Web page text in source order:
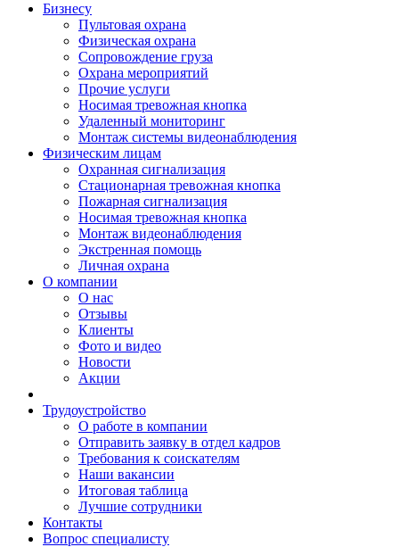
Бизнесу
Пультовая охрана
Физическая охрана
Сопровождение груза
Охрана мероприятий
Прочие услуги
Носимая тревожная кнопка
Удаленный мониторинг
Монтаж системы видеонаблюдения
Физическим лицам
Охранная сигнализация
Стационарная тревожная кнопка
Пожарная сигнализация
Носимая тревожная кнопка
Монтаж видеонаблюдения
Экстренная помощь
Личная охрана
О компании
О нас
Отзывы
Клиенты
Фото и видео
Новости
Акции
Трудоустройство
О работе в компании
Отправить заявку в отдел кадров
Требования к соискателям
Наши вакансии
Итоговая таблица
Лучшие сотрудники
Контакты
Вопрос специалисту